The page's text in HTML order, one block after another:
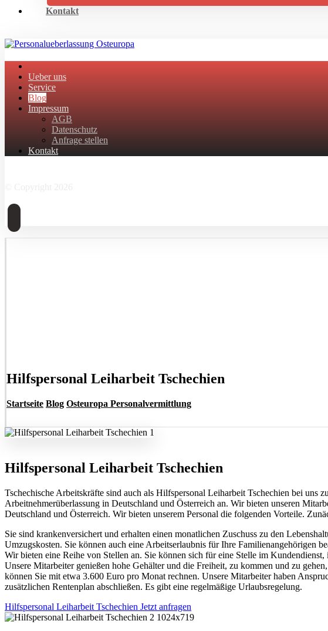
Kontakt
Ueber uns
Service
Blog
Impressum
AGB
Datenschutz
Anfrage stellen
Kontakt
Hilfspersonal Leiharbeit Tschechien
Startseite Blog Osteuropa Personalvermittlung
Hilfspersonal Leiharbeit Tschechien
Tschechische Arbeitskräfte sind auch als Hilfspersonal Leiharbeit Tschechien bei uns
Arbeitnehmerüberlassung in Deutschland und Österreich an. Wir bieten unseren
Deutschland und Österreich. Wir bieten unserem Personal die folgenden Vorteile.
Sie sind krankenversichert und erhalten einen monatlichen Zuschuss zu den
Umzugskosten. Sie können auch eine Arbeitserlaubnis für Ihre Familienangehörigen
Wir bieten eine Reihe von Stellen an. Sie können sich für eine Stelle im
Unsere Mitarbeiter genießen hohe Gehälter und die Freiheit, zu kommen und zu
können Sie mit etwa 3.600 Euro pro Monat rechnen. Unsere Mitarbeiter haben
zusätzlichen Rentenplan abschließen. Es gibt eine regelmäßige Urlaubsregelung.
Hilfspersonal Leiharbeit Tschechien Jetzt anfragen